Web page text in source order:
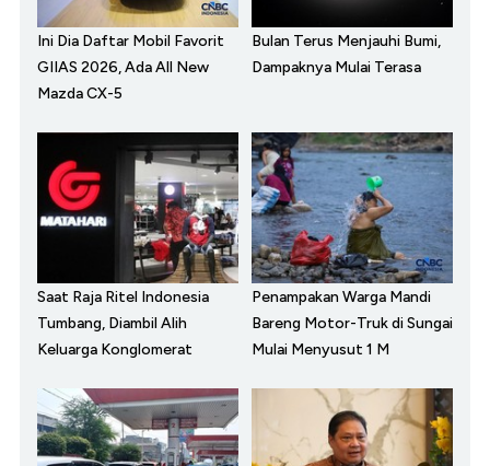
Ini Dia Daftar Mobil Favorit
GIIAS 2026, Ada All New
Mazda CX-5
Bulan Terus Menjauhi Bumi,
Dampaknya Mulai Terasa
Saat Raja Ritel Indonesia
Tumbang, Diambil Alih
Keluarga Konglomerat
Penampakan Warga Mandi
Bareng Motor-Truk di Sungai
Mulai Menyusut 1 M